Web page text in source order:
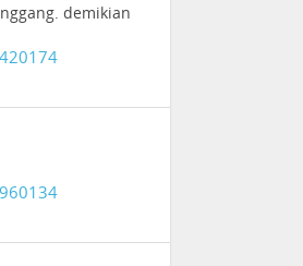
demikian